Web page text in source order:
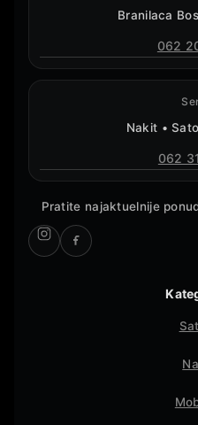
Branilaca
062
Nakit •
062
Pratite najaktuelnije